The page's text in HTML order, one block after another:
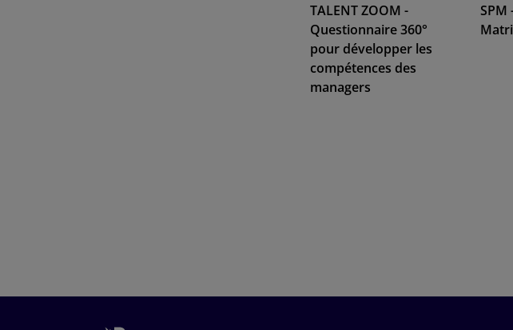
TALENT ZOOM -
Questionnaire 360°
pour développer les
compétences des
managers
SPM